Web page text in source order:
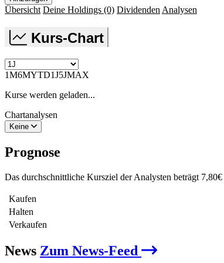
Übersicht Deine Holdings (0) Dividenden Analysen
Kurs-Chart
1M6MYTD1J5JMAX
Kurse werden geladen...
Chartanalysen
Keine
Prognose
Das durchschnittliche Kursziel der Analysten beträgt 7,80€
Kaufen
Halten
Verkaufen
News Zum News-Feed